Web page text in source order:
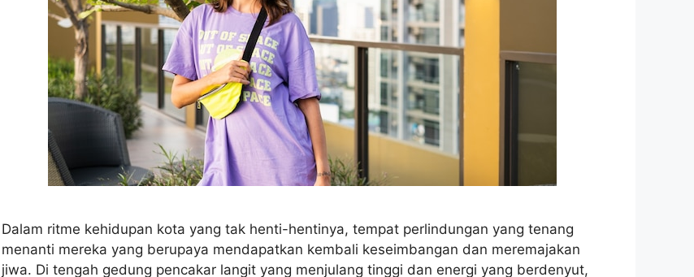
Dalam ritme kehidupan kota yang tak henti-hentinya, tempat perlindungan yang tenang
menanti mereka yang berupaya mendapatkan kembali keseimbangan dan meremajakan
jiwa. Di tengah gedung pencakar langit yang menjulang tinggi dan energi yang berdenyut,